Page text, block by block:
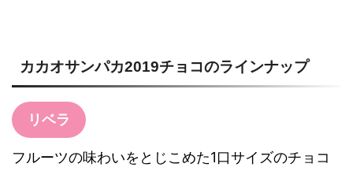
カカオサンパカ2019チョコのラインナップ
リベラ
フルーツの味わいをとじこめた1口サイズのチョコ